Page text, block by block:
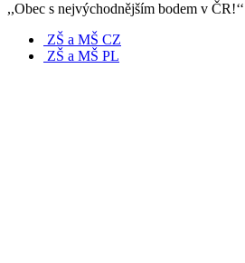
,,Obec s nejvýchodnějším bodem v ČR!‘‘
ZŠ a MŠ CZ
ZŠ a MŠ PL